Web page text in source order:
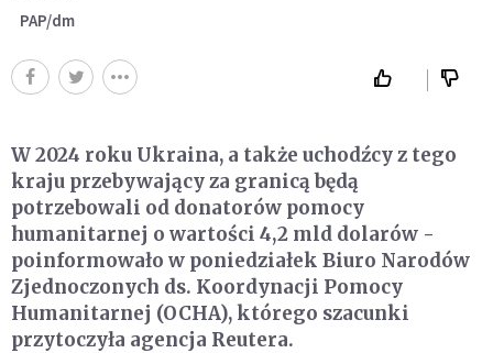
PAP/dm
W 2024 roku Ukraina, a także uchodźcy z tego
kraju przebywający za granicą będą
potrzebowali od donatorów pomocy
humanitarnej o wartości 4,2 mld dolarów -
poinformowało w poniedziałek Biuro Narodów
Zjednoczonych ds. Koordynacji Pomocy
Humanitarnej (OCHA), którego szacunki
przytoczyła agencja Reutera.